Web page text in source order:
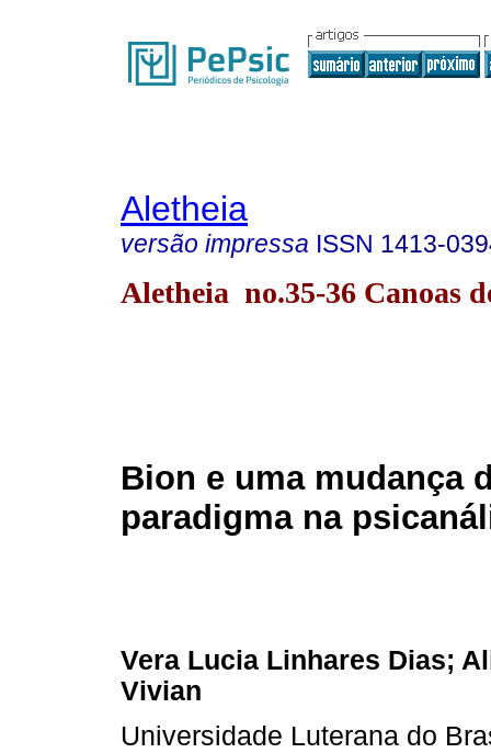
Aletheia
versão impressa ISSN 1413-
Aletheia no.35-36 Canoas
Bion e uma mudança
paradigma na
Vera Lucia Linhares Dias;
Vivian
Universidade Luterana do